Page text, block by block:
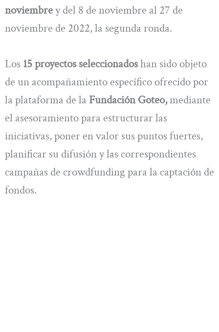
noviembrey del 8 de noviembre al 27 de
noviembre de 2022, la segunda ronda.
Los 15 proyectos seleccionadoshan sido objeto
de un acompañamiento específico ofrecido por
la plataforma de la Fundación Goteo,mediante
el asesoramiento para estructurar las
iniciativas, poner en valor sus puntos fuertes,
planificar su difusión y las correspondientes
campañas de crowdfunding para la captación de
fondos.